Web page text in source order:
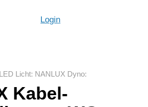
Login
Licht: NANLUX Dyno:
Kabel-